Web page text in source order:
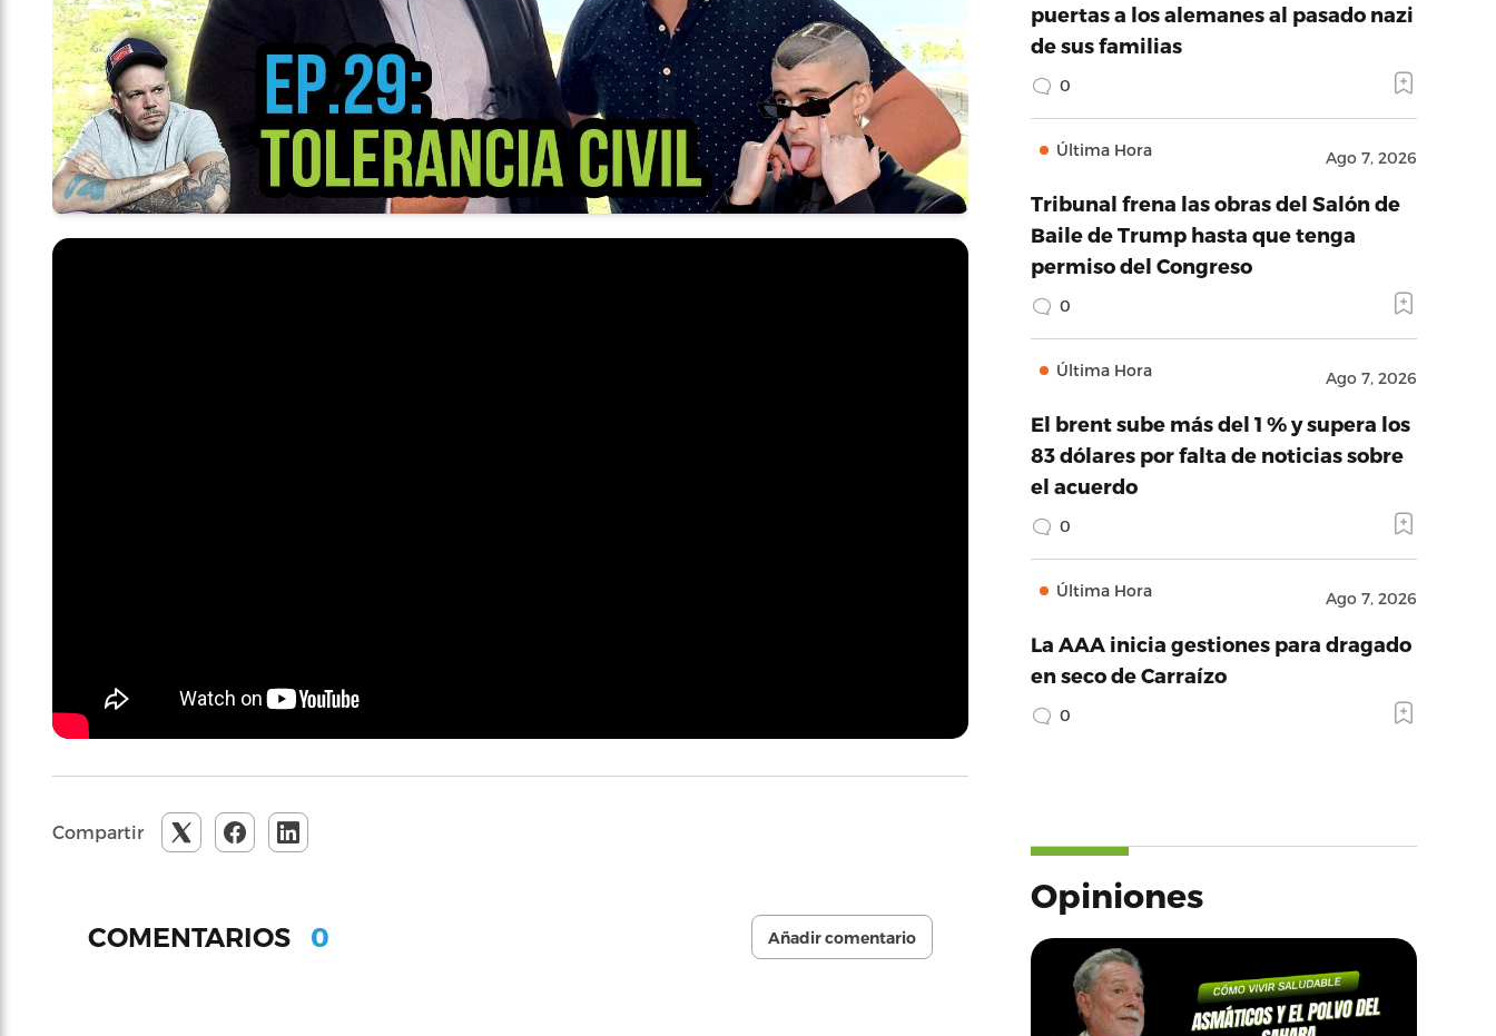
Compartir
COMENTARIOS 0 Añadir comentario
puertas a los alemanes al pasado nazi
de sus familias
0
Última Hora Ago 7, 2026
Tribunal frena las obras del Salón de
Baile de Trump hasta que tenga
permiso del Congreso
0
Última Hora Ago 7, 2026
El brent sube más del 1 % y supera los
83 dólares por falta de noticias sobre
el acuerdo
0
Última Hora Ago 7, 2026
La AAA inicia gestiones para dragado
en seco de Carraízo
0
Opiniones